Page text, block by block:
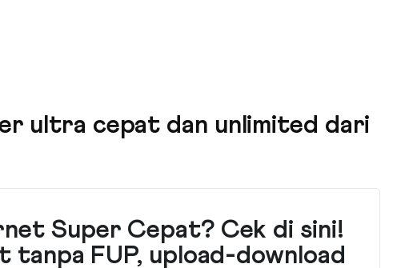
ultra cepat dan unlimited dari
Super Cepat? Cek di sini!
tanpa FUP, upload-download